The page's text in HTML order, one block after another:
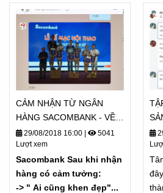
CẢM NHẬN TỪ NGÂN
HÀNG SACOMBANK - VỀ
TÂN NHẬT MINH
29/08/2018 16:00 |
5041
Lượt xem
Sacombank Sau khi nhận
hàng có cảm tưởng:
-> " Ai cũng khen đẹp"...